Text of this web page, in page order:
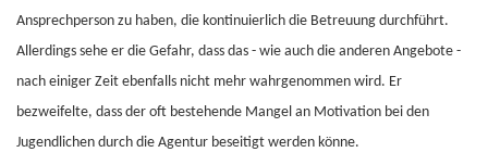
Ansprechperson zu haben, die kontinuierlich die Betreuung durchführt.
Allerdings sehe er die Gefahr, dass das - wie auch die anderen Angebote -
nach einiger Zeit ebenfalls nicht mehr wahrgenommen wird. Er
bezweifelte, dass der oft bestehende Mangel an Motivation bei den
Jugendlichen durch die Agentur beseitigt werden könne.